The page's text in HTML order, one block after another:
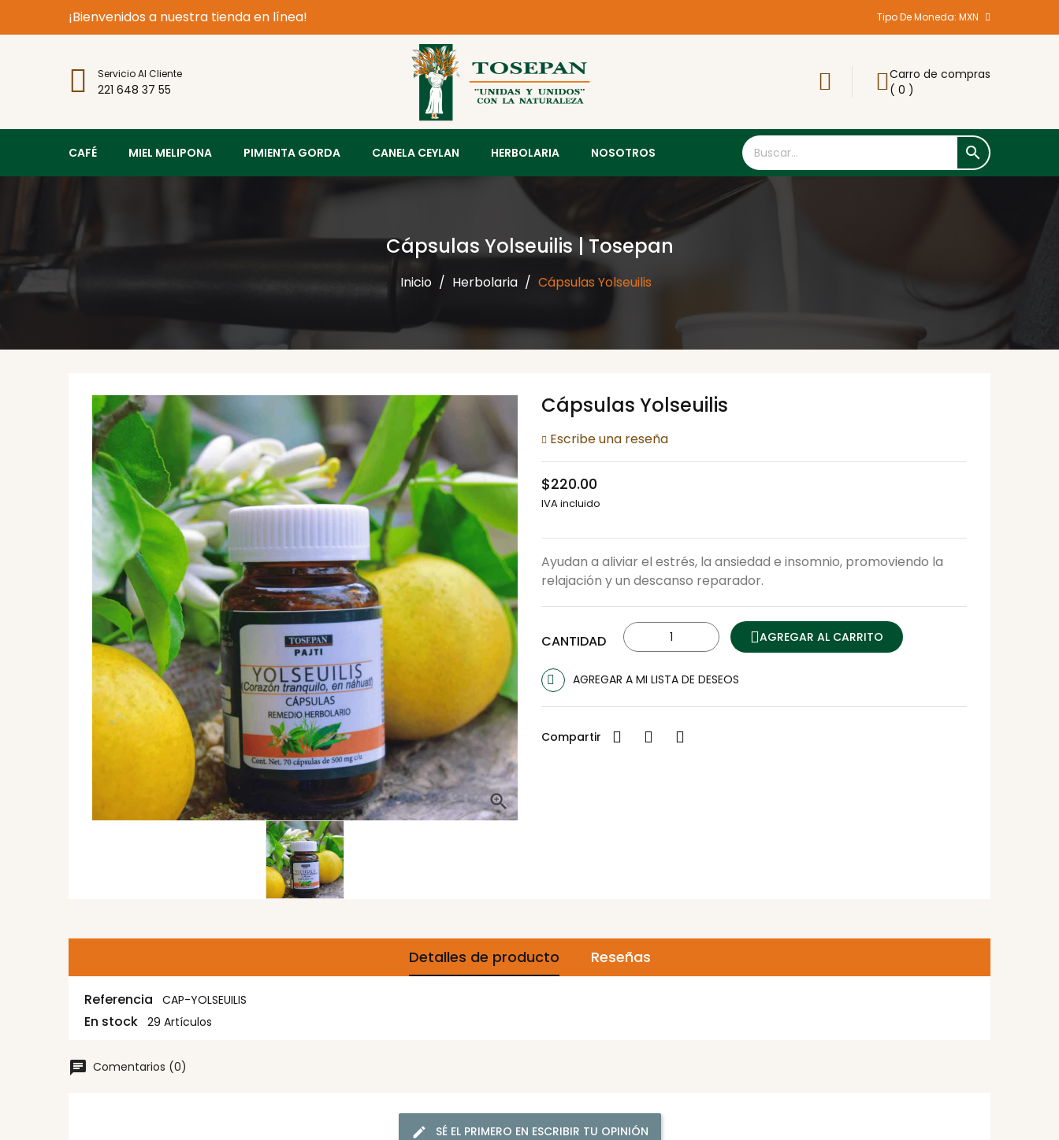
¡Bienvenidos a nuestra tienda en línea! Tipo De Moneda: MXN
Servicio Al Cliente
221 648 37 55
Carro de compras
( 0 )
CAFÉ MIEL MELIPONA PIMIENTA GORDA CANELA CEYLAN HERBOLARIA NOSOTROS 
Cápsulas Yolseuilis | Tosepan
Inicio Herbolaria Cápsulas Yolseuilis

Cápsulas Yolseuilis
Escribe una reseña
$220.00
IVA incluido
Ayudan a aliviar el estrés, la ansiedad e insomnio, promoviendo la
relajación y un descanso reparador.
CANTIDAD AGREGAR AL CARRITO
AGREGAR A MI LISTA DE DESEOS
Compartir
Detalles de producto Reseñas
Referencia CAP-YOLSEUILIS
En stock 29 Artículos
Comentarios (0)
SÉ EL PRIMERO EN ESCRIBIR TU OPINIÓN